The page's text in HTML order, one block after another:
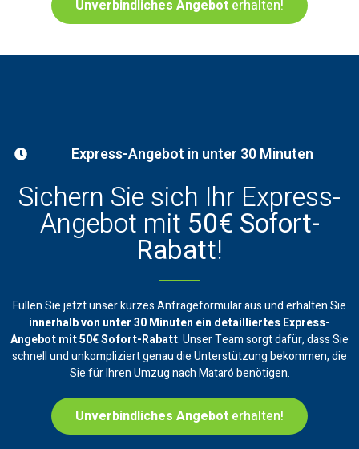
Unverbindliches Angebot erhalten!
Express-Angebot in unter 30 Minuten
Sichern Sie sich Ihr Express-
Angebot mit 50€ Sofort-
Rabatt!
Füllen Sie jetzt unser kurzes Anfrageformular aus und erhalten Sie
innerhalb von unter 30 Minuten ein detailliertes Express-
Angebot mit 50€ Sofort-Rabatt. Unser Team sorgt dafür, dass Sie
schnell und unkompliziert genau die Unterstützung bekommen, die
Sie für Ihren Umzug nach Mataró benötigen.
Unverbindliches Angebot erhalten!